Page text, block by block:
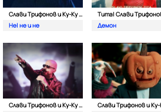
Слави Трифонов и Ку-Kу Бенд
Не| не и не
Демон
Слави Трифонов и Ку-Kу Бенд